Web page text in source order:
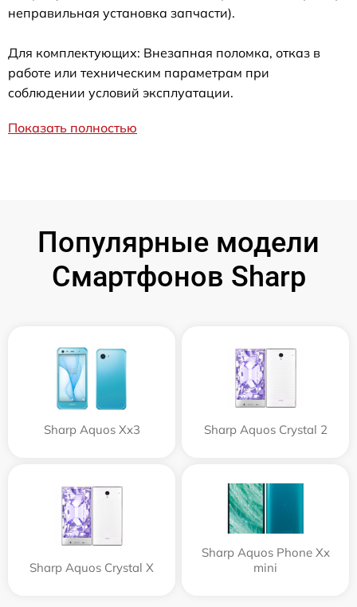
неправильная установка запчасти).
Для комплектующих: Внезапная поломка, отказ в
работе или техническим параметрам при
соблюдении условий эксплуатации.
Показать полностью
Популярные модели
Смартфонов Sharp
Sharp Aquos Xx3 Sharp Aquos Crystal 2
Sharp Aquos Crystal X
Sharp Aquos Phone Xx
mini